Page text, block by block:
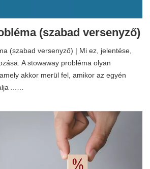
(szabad versenyző)
(szabad versenyző) | Mi ez, jelentése,
A stowaway probléma olyan
akkor merül fel, amikor az egyén
...…